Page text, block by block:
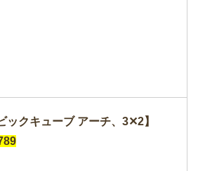
ックキューブ アーチ、3✕2】